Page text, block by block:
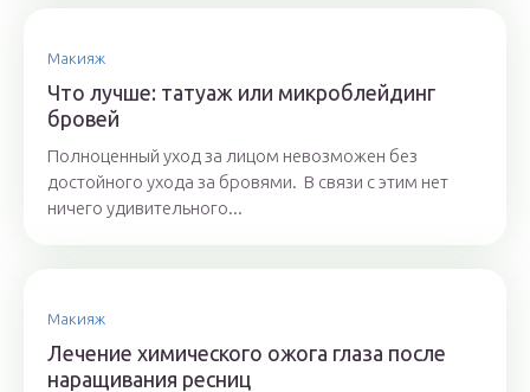
Макияж
Что лучше: татуаж или микроблейдинг
бровей
Полноценный уход за лицом невозможен без
достойного ухода за бровями. В связи с этим нет
ничего удивительного...
Макияж
Лечение химического ожога глаза после
наращивания ресниц